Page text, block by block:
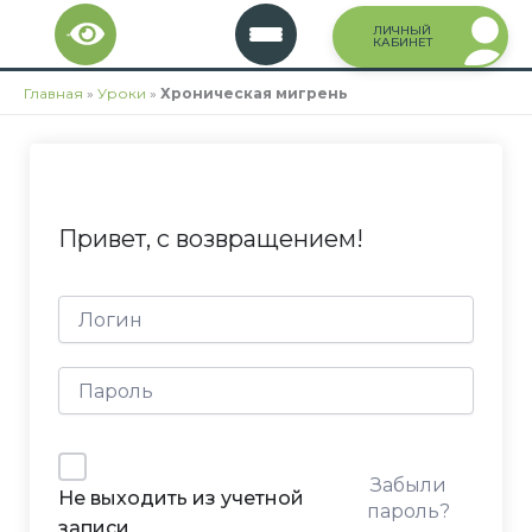
Перейти
содержимому
ЛИЧНЫЙ
КАБИНЕТ
Главная » Уроки » Хроническая мигрень
Привет, с возвращением!
Не выходить из учетной
Забыли
пароль?